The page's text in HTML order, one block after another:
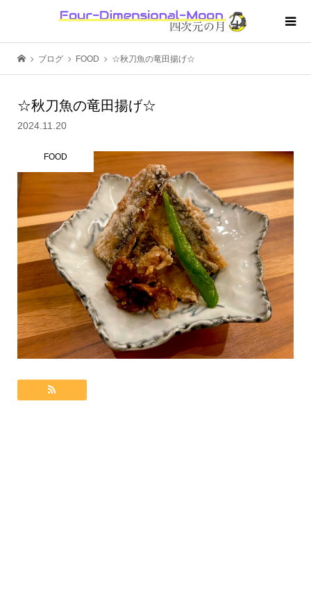
ブログ FOOD ☆秋刀魚の竜田揚げ☆
☆秋刀魚の竜田揚げ☆
2024.11.20
FOOD